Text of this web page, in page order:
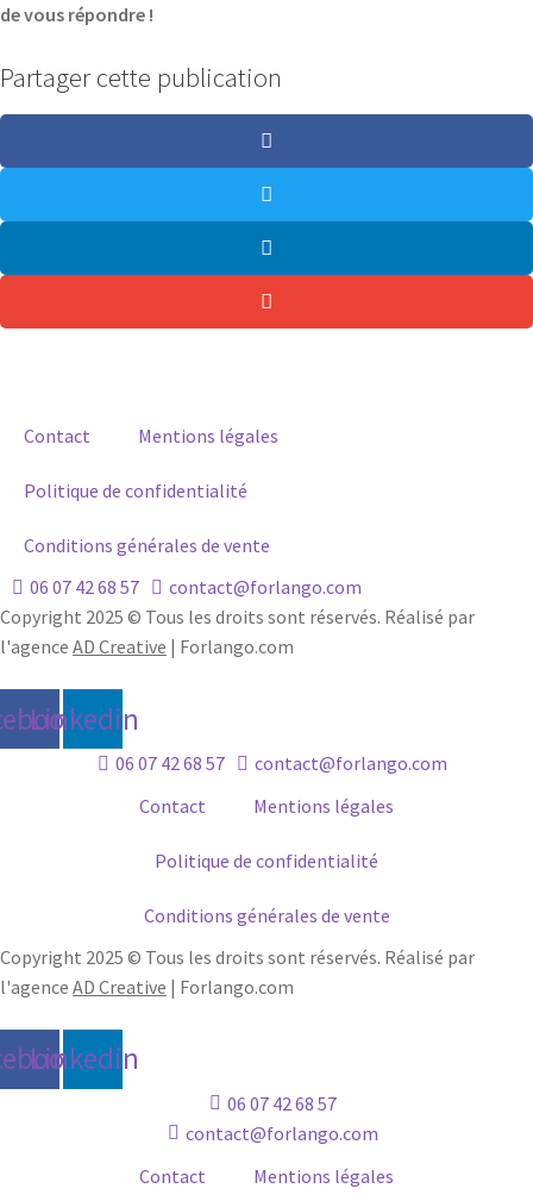
de vous répondre !
Partager cette publication
Contact Mentions légales
Politique de confidentialité
Conditions générales de vente
06 07 42 68 57
contact@forlango.com
Copyright 2025 © Tous les droits sont réservés. Réalisé par
l'agence AD Creative | Forlango.com
Linkedin
06 07 42 68 57
contact@forlango.com
Contact
Mentions légales
Politique de confidentialité
Conditions générales de vente
Copyright 2025 © Tous les droits sont réservés. Réalisé par
l'agence AD Creative | Forlango.com
Linkedin
06 07 42 68 57
contact@forlango.com
Contact
Mentions légales